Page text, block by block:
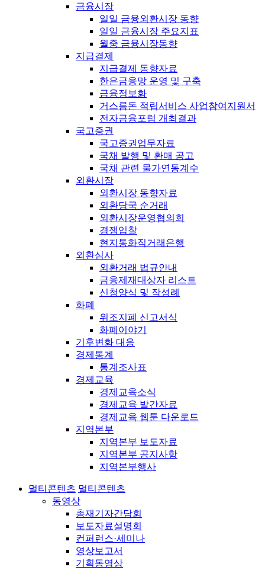
금융시장
일일 금융외환시장 동향
일일 금융시장 주요지표
월중 금융시장동향
지급결제
지급결제 동향자료
한은금융망 운영 및 구축
금융정보화
거스름돈 적립서비스 사업참여지원서
전자금융포럼 개최결과
국고증권
국고증권업무자료
국채 발행 및 환매 공고
국채 관련 물가연동계수
외환시장
외환시장 동향자료
외환당국 순거래
외환시장운영협의회
경쟁입찰
현지통화직거래은행
외환심사
외환거래 법규안내
금융제재대상자 리스트
신청양식 및 작성례
화폐
위조지폐 신고서식
화폐이야기
기후변화 대응
경제통계
통계조사표
경제교육
경제교육소식
경제교육 발간자료
경제교육 웹툰 다운로드
지역본부
지역본부 보도자료
지역본부 공지사항
지역본부행사
멀티콘텐츠 멀티콘텐츠
동영상
총재기자간담회
보도자료설명회
컨퍼런스·세미나
영상보고서
기획동영상